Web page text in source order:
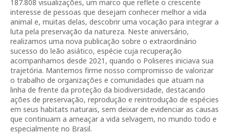
187.808 visualizações, um marco que reflete o crescente
interesse de pessoas que desejam conhecer melhor a vida
animal e, muitas delas, descobrir uma vocação para integrar a
luta pela preservação da natureza. Neste aniversário,
realizamos uma nova publicação sobre o extraordinário
sucesso do leão asiático, espécie cuja recuperação
acompanhamos desde 2021, quando o Poliseres iniciava sua
trajetória. Mantemos firme nosso compromisso de valorizar
o trabalho de organizações e comunidades que atuam na
linha de frente da proteção da biodiversidade, destacando
ações de preservação, reprodução e reintrodução de espécies
em seus habitats naturais, sem deixar de evidenciar as causas
que continuam a ameaçar a vida selvagem, no mundo todo e
especialmente no Brasil.